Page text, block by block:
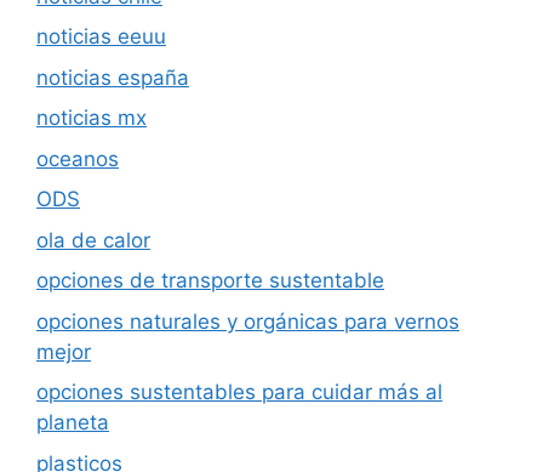
noticias eeuu
noticias españa
noticias mx
oceanos
ODS
ola de calor
opciones de transporte sustentable
opciones naturales y orgánicas para vernos
mejor
opciones sustentables para cuidar más al
planeta
plasticos